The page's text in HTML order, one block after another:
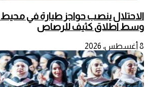
الاحتلال ينصب حواجز طيارة في
وسط اطلاق كثيف للرصاص
8 أغسطس، 2026